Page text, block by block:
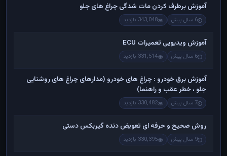
آموزش برطرف کردن مات شدگی چراغ های جلو
6 سال پیش 343,048 بازدید
آموزش ویدیویی تعمیرات ECU
6 سال پیش 331,514 بازدید
آموزش برق خودرو : چراغ های خودرو (مدارهای چراغ های روشنایی
جلو ، خطر عقب و راهنما)
7 سال پیش 330,482 بازدید
روش صحیح و حرفه ای تعویض دنده گیربکس دستی
9 سال پیش 330,395 بازدید